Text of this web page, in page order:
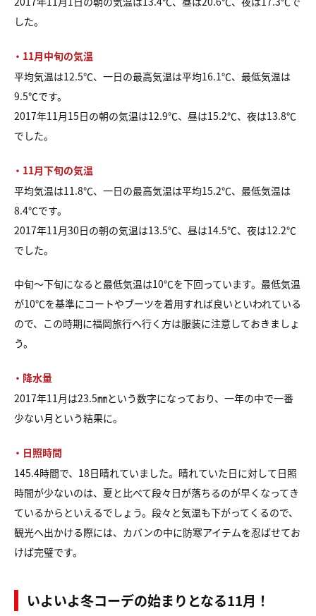
した。
・11月中旬の気温
平均気温は12.5℃、一日の最高気温は平均16.1℃、最低気温は
9.5℃です。
2017年11月15日の朝の気温は12.9℃、昼は15.2℃、夜は13.8℃
でした。
・11月下旬の気温
平均気温は11.8℃、一日の最高気温は平均15.2℃、最低気温は
8.4℃です。
2017年11月30日の朝の気温は13.5℃、昼は14.5℃、夜は12.2℃
でした。
中旬～下旬になると最低気温は10℃を下回っています。最低気温
が10℃を基準にコートやブーツを着用すれば良いといわれている
ので、この時期に福岡旅行へ行く方は服装に注意しておきましょ
う。
・降水量
2017年11月は23.5㎜という数字になっており、一年の中で一番
少ない月という結果に。
・日照時間
145.4時間で、18日晴れていました。晴れていた日に対して日照
時間が少ないのは、夏と比べて段々日が落ちるのが早くなってき
ているからといえるでしょう。段々と気温も下がってくるので、
観光へ出かける際には、カバンの中に防寒アイテムを忍ばせてお
けば完璧です。
いよいよ冬コーデの始まりとなる11月！